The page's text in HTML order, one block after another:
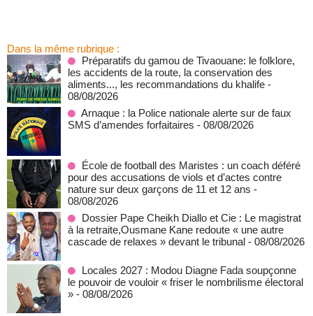
Dans la même rubrique :
Préparatifs du gamou de Tivaouane: le folklore,
les accidents de la route, la conservation des
aliments..., les recommandations du khalife -
08/08/2026
Arnaque : la Police nationale alerte sur de faux
SMS d’amendes forfaitaires - 08/08/2026
École de football des Maristes : un coach déféré
pour des accusations de viols et d’actes contre
nature sur deux garçons de 11 et 12 ans -
08/08/2026
Dossier Pape Cheikh Diallo et Cie : Le magistrat
à la retraite,Ousmane Kane redoute « une autre
cascade de relaxes » devant le tribunal - 08/08/2026
Locales 2027 : Modou Diagne Fada soupçonne
le pouvoir de vouloir « friser le nombrilisme électoral
» - 08/08/2026